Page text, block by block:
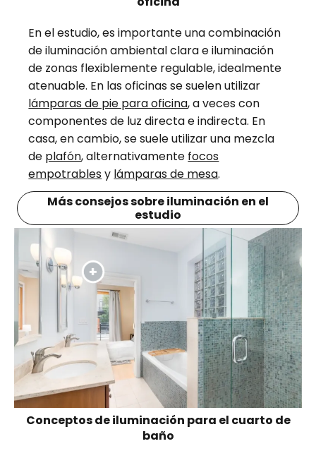
En el estudio, es importante una combinación
de iluminación ambiental clara e iluminación
de zonas flexiblemente regulable, idealmente
atenuable. En las oficinas se suelen utilizar
lámparas de pie para oficina, a veces con
componentes de luz directa e indirecta. En
casa, en cambio, se suele utilizar una mezcla
de plafón, alternativamente focos
empotrablesy lámparas de mesa.
Más consejos sobre iluminación en el
estudio
Conceptos de iluminación para el cuarto de
baño